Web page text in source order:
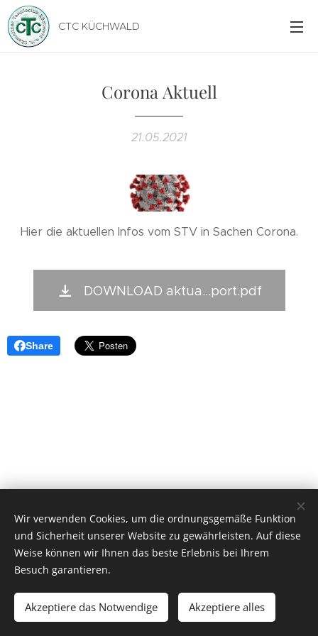
CTC KÜCHWALD
Corona Aktuell
21.05.2021
Hier die aktuellen Infos vom STV in Sachen Corona.
DOWNLOAD aktua...port.pdf
Share
© 2019CHEMNITZER TENNIS CLUB KÜCHWALD e. V.
Unterstützt vonWebnode Cookies
Wir verwenden Cookies, um die ordnungsgemäße Funktion
und Sicherheit unserer Website zu gewährleisten. Auf diese
Weise können wir Ihnen das beste Erlebnis bei Ihrem
Besuch garantieren.
Akzeptiere das Notwendige Akzeptiere alles